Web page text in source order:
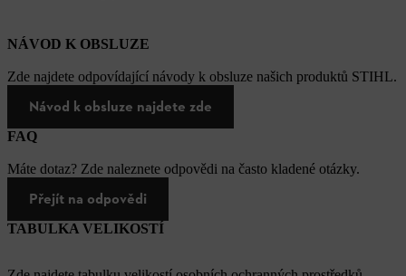
NÁVOD K OBSLUZE
Zde najdete odpovídající návody k obsluze našich produktů STIHL.
Návod k obsluze najdete zde
FAQ
Máte dotaz? Zde naleznete odpovědi na často kladené otázky.
Přejít na odpovědi
TABULKA VELIKOSTÍ